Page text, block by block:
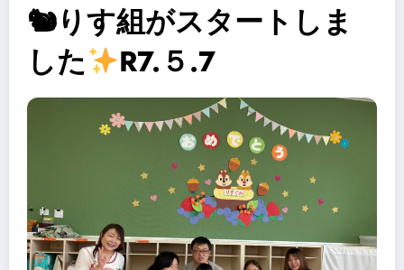
🐿りす組がスタートしま
した
R7.５.7